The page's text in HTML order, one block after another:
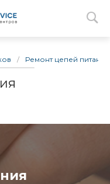
/ Ремонт цепей